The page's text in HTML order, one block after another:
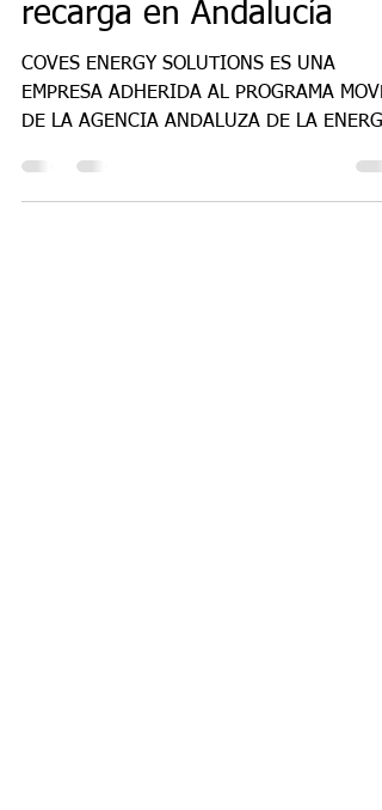
infraestructura de
recarga en Andalucía
COVES ENERGY SOLUTIONS ES UNA
DE LA AGENCIA ANDALUZA DE LA
La Agencia Andaluza de la Energía ofr